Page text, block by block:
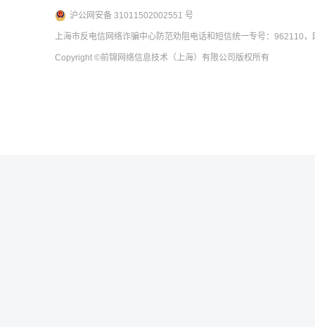
沪公网安备 31011502002551 号
上海市反电信网络诈骗中心防范劝阻电话和短信统一专号：962110
Copyright ©前锦网络信息技术（上海）有限公司 版权所有